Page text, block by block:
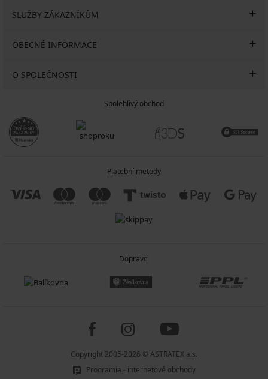
SLUŽBY ZÁKAZNÍKŮM
OBECNÉ INFORMACE
O SPOLEČNOSTI
Spolehlivý obchod
Platební metody
Dopravci
Copyright 2005-2026 © ASTRATEX a.s.
Programia - internetové obchody